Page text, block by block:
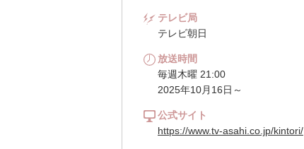
テレビ局
テレビ朝日
放送時間
毎週木曜 21:00
2025年10月16日～
公式サイト
https://www.tv-asahi.co.jp/kintori/